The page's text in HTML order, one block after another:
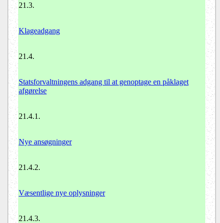
21.3.
Klageadgang
21.4.
Statsforvaltningens adgang til at genoptage en påklaget
afgørelse
21.4.1.
Nye ansøgninger
21.4.2.
Væsentlige nye oplysninger
21.4.3.